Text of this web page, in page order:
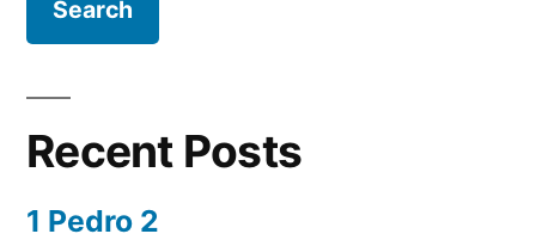
Recent Posts
1 Pedro 2